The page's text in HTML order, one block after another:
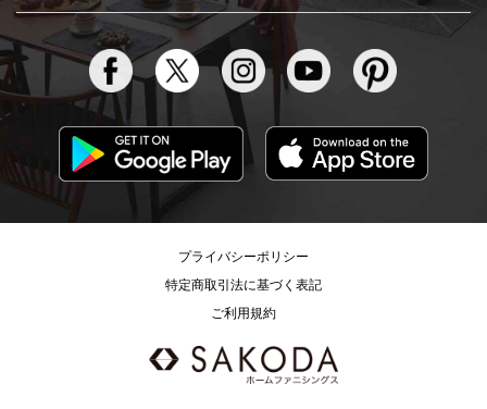
プライバシーポリシー
特定商取引法に基づく表記
ご利用規約